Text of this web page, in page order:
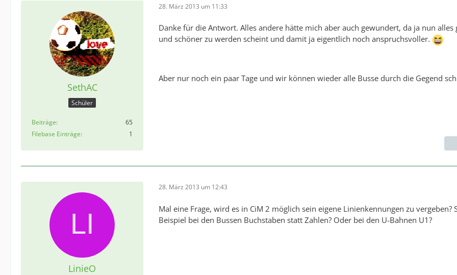
SethAC
Schüler
Beiträge
65
Filebase Einträge
1
28. März 2013 um 11:33
Danke für die Antwort. Alles andere hätte mich aber auch gewundert, da ja nun alles
und schöner zu werden scheint und damit ja eigentlich noch anspruchsvoller.
Aber nur noch ein paar Tage und wir können wieder alle Busse durch die Gegend
LinieO
28. März 2013 um 12:43
Mal eine Frage, wird es in CiM 2 möglich sein eigene Linienkennungen zu vergeben?
Beispiel bei den Bussen Buchstaben statt Zahlen? Oder bei den U-Bahnen U1?